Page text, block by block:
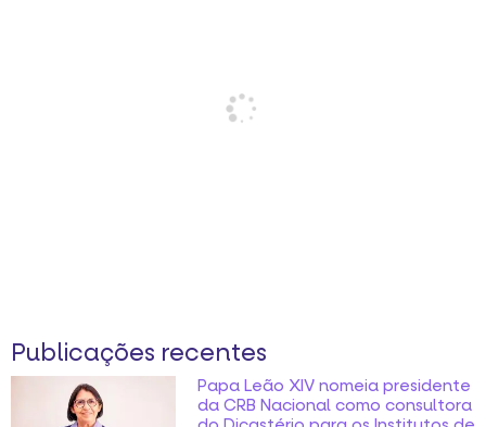
Publicações recentes
Papa Leão XIV nomeia presidente
da CRB Nacional como consultora